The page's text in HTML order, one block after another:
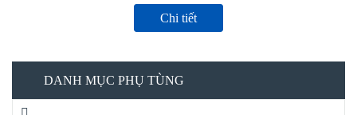
Chi tiết
DANH MỤC PHỤ TÙNG